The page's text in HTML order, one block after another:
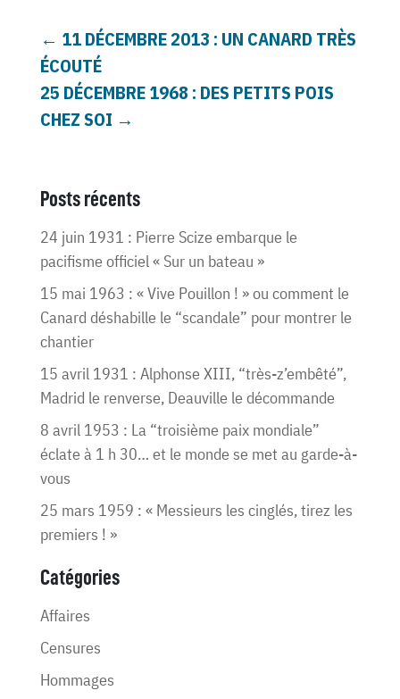
← 11 DÉCEMBRE 2013 : UN CANARD TRÈS
ÉCOUTÉ
25 DÉCEMBRE 1968 : DES PETITS POIS
CHEZ SOI →
Posts récents
24 juin 1931 : Pierre Scize embarque le
pacifisme officiel « Sur un bateau »
15 mai 1963 : « Vive Pouillon ! » ou comment le
Canard déshabille le “scandale” pour montrer le
chantier
15 avril 1931 : Alphonse XIII, “très-z’embêté”,
Madrid le renverse, Deauville le décommande
8 avril 1953 : La “troisième paix mondiale”
éclate à 1 h 30… et le monde se met au garde-à-
vous
25 mars 1959 : « Messieurs les cinglés, tirez les
premiers ! »
Catégories
Affaires
Censures
Hommages